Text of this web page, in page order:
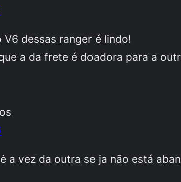
V6 dessas ranger é lindo!
a da frete é doadora para a
a vez da outra se ja não está